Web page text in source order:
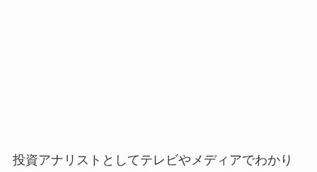
投資アナリストとしてテレビやメディアでわかり